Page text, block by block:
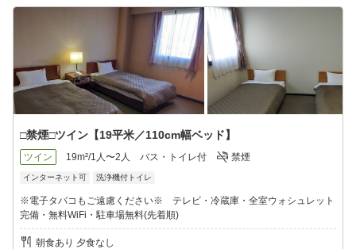
□禁煙□ツイン【19平米／110cm幅ベッド】
ツイン 19m²/1人〜2人 バス・トイレ付 禁煙
インターネット可 洗浄機付トイレ
※電子タバコもご遠慮ください※ テレビ・冷蔵庫・全室ウォシュレット
完備・無料WiFi・駐車場無料(先着順)
朝食あり 夕食なし